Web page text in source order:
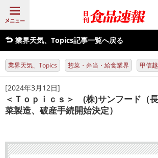
業界天気、Topics記事一覧へ戻る
業界天気、Topics 惣菜・弁当・給食業界 甲信越
[2024年3月12日]
＜Ｔｏｐｉｃｓ＞ (株)サンフード（
菜製造、破産手続開始決定）